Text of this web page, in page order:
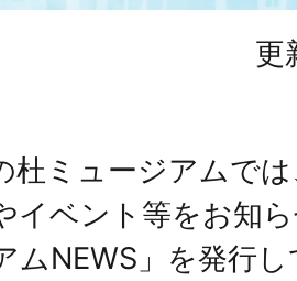
更
杜ミュージアムで
イベント等をお知
ムNEWS」を発行